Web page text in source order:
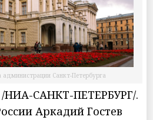
администрации Санкт-Петербурга
/НИА-САНКТ-ПЕТЕРБУРГ/.
Аркадий Гостев